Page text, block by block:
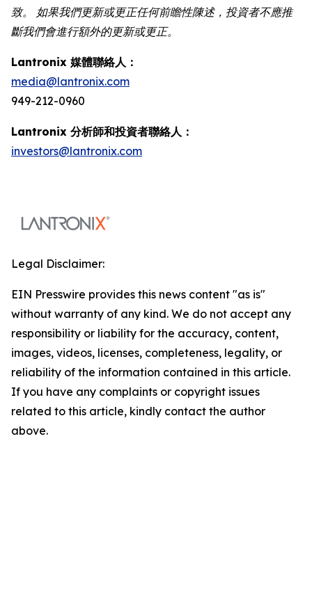
致。 如果我們更新或更正任何前瞻性陳述，投資者不應推
斷我們會進行額外的更新或更正。
Lantronix 媒體聯絡人：
media@lantronix.com
949-212-0960
Lantronix 分析師和投資者聯絡人：
investors@lantronix.com
Legal Disclaimer:
EIN Presswire provides this news content "as is"
without warranty of any kind. We do not accept any
responsibility or liability for the accuracy, content,
images, videos, licenses, completeness, legality, or
reliability of the information contained in this article.
If you have any complaints or copyright issues
related to this article, kindly contact the author
above.